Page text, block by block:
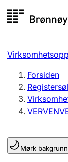
Registersøk
Registrere,
Lag og
Forsiden
Mørk bakgrunn